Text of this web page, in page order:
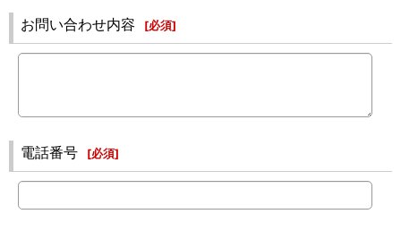
お問い合わせ内容 [必須]
電話番号 [必須]